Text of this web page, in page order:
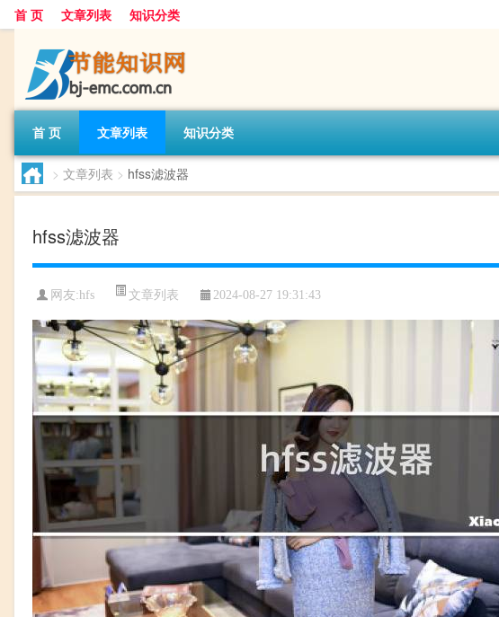
首 页 文章列表 知识分类
首 页 文章列表 知识分类
> 文章列表 > hfss滤波器
hfss滤波器
网友:hfs 文章列表 2024-08-27 19:31:43